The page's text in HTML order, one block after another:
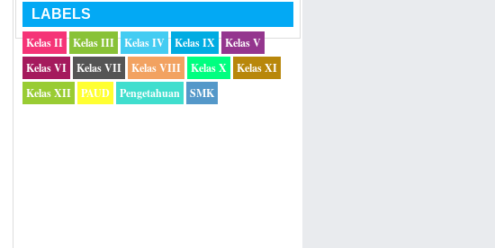
LABELS
Kelas II
Kelas III Kelas IV Kelas IX
Kelas V
Kelas VI
Kelas VII Kelas VIII Kelas X
Kelas XI
Kelas XII
PAUD Pengetahuan SMK